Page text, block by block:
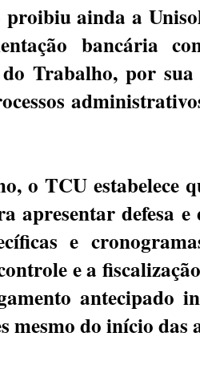
ainda a
bancária
Trabalho, por
o TCU estabelece
apresentar defesa
e
e a
antecipado
mesmo do início das